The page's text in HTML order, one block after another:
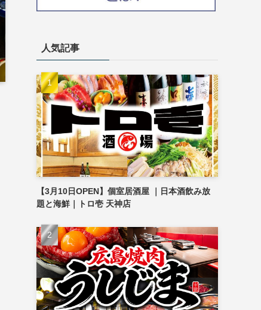
人気記事
【3月10日OPEN】個室居酒屋 ｜日本酒飲み放
題と海鮮｜トロ壱 天神店